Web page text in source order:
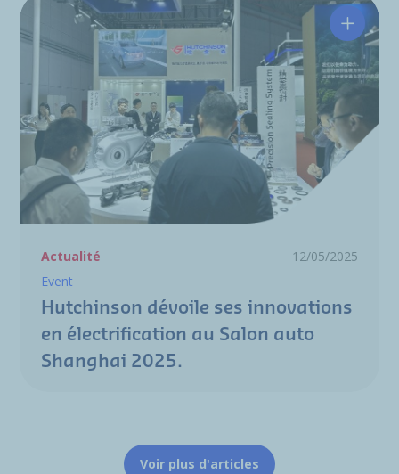
Actualité
12/05/2025
Event
Hutchinson dévoile ses innovations
en électrification au Salon auto
Shanghai 2025.
Voir plus d'articles